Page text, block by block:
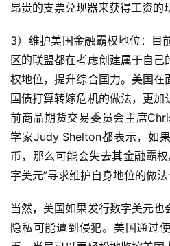
昂贵的支票兑现器来获得工资的
3）维护美国金融霸权地位：目
区的联盟都在考虑创建属于自
权地位，提升综合国力。美国在
国债打算转嫁危机的做法，更加
前商品期货交易委员会主席
学家Judy Shelton都表示，如
币，那么可能会失去其金融霸
字美元”寻求维护自身地位的做法
当然，美国如果发行数字美元
隐私可能遭到侵犯。美国通过